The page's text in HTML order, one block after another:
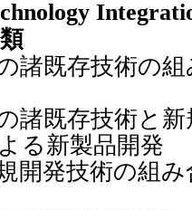
諸既存技術の
諸既存技術と
る新製品開発
開発技術の組